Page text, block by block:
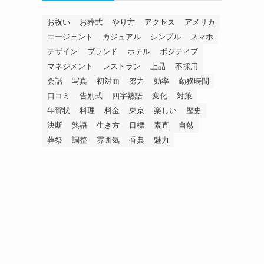
お祝い お葬式 やり方 アクセス
アメリカ
エージェント
カジュアル シンプル
スマホ
デザイン
ブランド ホテル
ポジティブ
マネジメント
レストラン 上品
不採用
会話
写真 初対面 努力 効率
勤務時間
口コミ
告別式 四字熟語 変化
対策
年賀状
料理 料金 東京 楽しい
歴史
決断
熟語 生き方 目標 素直
自然
葬祭
調整 雰囲気 香典 魅力